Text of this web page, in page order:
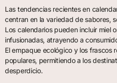
Las tendencias recientes en
centran en la variedad de sabores,
Los calendarios pueden incluir miel
infusionadas, atrayendo a
El empaque ecológico y los frascos
populares, permitiendo a los
desperdicio.